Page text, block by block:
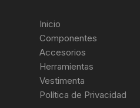
Inicio
Componentes
Accesorios
Herramientas
Vestimenta
Política de Privacidad